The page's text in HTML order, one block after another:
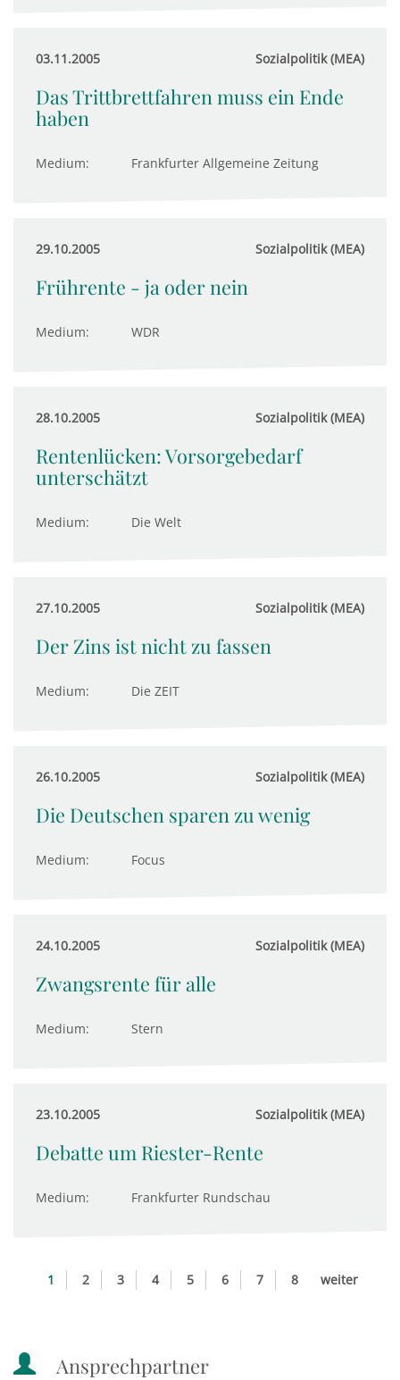
03.11.2005 Sozialpolitik (MEA)
Das Trittbrettfahren muss ein Ende
haben
Medium: Frankfurter Allgemeine Zeitung
29.10.2005 Sozialpolitik (MEA)
Frührente - ja oder nein
Medium: WDR
28.10.2005 Sozialpolitik (MEA)
Rentenlücken: Vorsorgebedarf
unterschätzt
Medium: Die Welt
27.10.2005 Sozialpolitik (MEA)
Der Zins ist nicht zu fassen
Medium: Die ZEIT
26.10.2005 Sozialpolitik (MEA)
Die Deutschen sparen zu wenig
Medium: Focus
24.10.2005 Sozialpolitik (MEA)
Zwangsrente für alle
Medium: Stern
23.10.2005 Sozialpolitik (MEA)
Debatte um Riester-Rente
Medium: Frankfurter Rundschau
1 2 3 4 5 6 7 8 weiter
Ansprechpartner